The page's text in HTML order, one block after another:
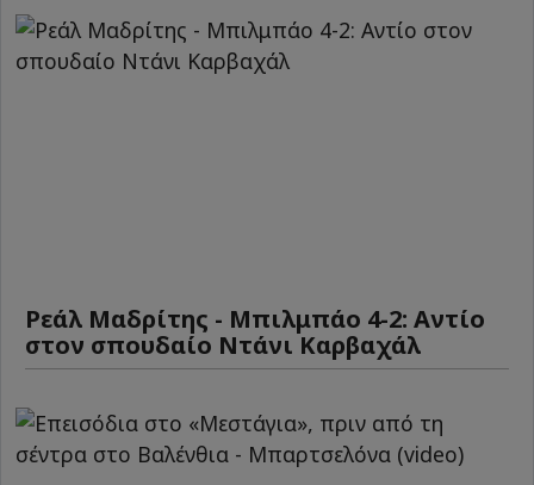
Ρεάλ Μαδρίτης - Μπιλμπάο 4-2: Αντίο
στον σπουδαίο Ντάνι Καρβαχάλ